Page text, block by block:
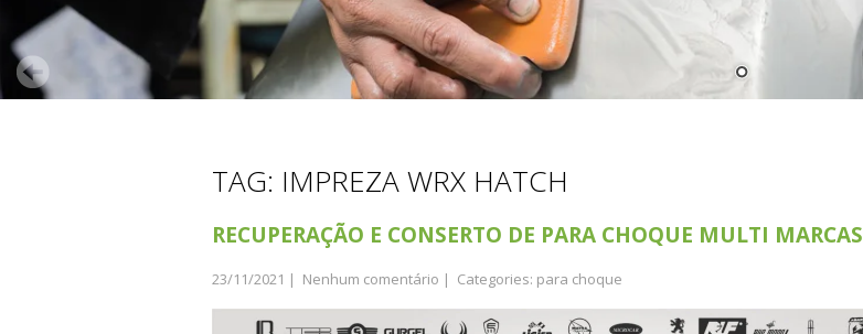
TAG: IMPREZA WRX HATCH
RECUPERAÇÃO E CONSERTO DE PARA CHOQUE MULTI MARCAS
23/11/2021 | Nenhum comentário | Categories: para choque